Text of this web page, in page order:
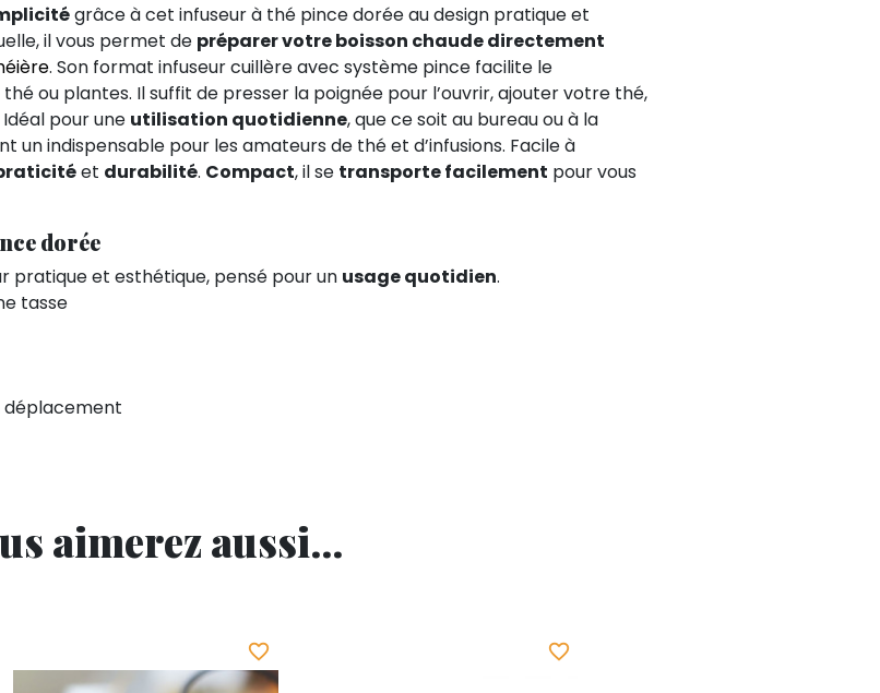
grâce à cet infuseur à thé pince dorée au design pratique et
il vous permet de préparer votre boisson chaude directement
. Son format infuseur cuillère avec système pince facilite le
ou plantes. Il suffit de presser la poignée pour l’ouvrir, ajouter votre thé,
pour une utilisation quotidienne, que ce soit au bureau ou à la
un indispensable pour les amateurs de thé et d’infusions. Facile à
et durabilité. Compact, il se transporte facilement pour vous
dorée
pratique et esthétique, pensé pour un usage quotidien.
tasse
déplacement
aimerez aussi...
favorite_border favorite_border